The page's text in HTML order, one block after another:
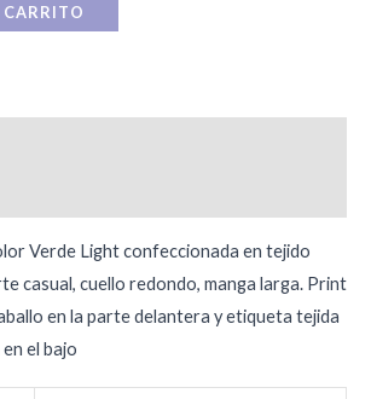
Verde Light confeccionada en tejido
casual, cuello redondo, manga larga. Print
en la parte delantera y etiqueta tejida
el bajo